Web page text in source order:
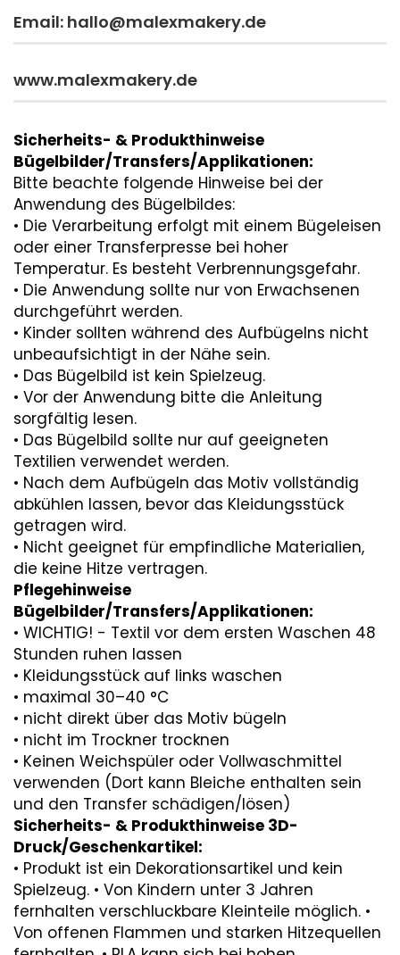
Email: hallo@malexmakery.de
www.malexmakery.de
Sicherheits- & Produkthinweise
Bügelbilder/Transfers/Applikationen:
Bitte beachte folgende Hinweise bei der
Anwendung des Bügelbildes:
• Die Verarbeitung erfolgt mit einem Bügeleisen
oder einer Transferpresse bei hoher
Temperatur. Es besteht Verbrennungsgefahr.
• Die Anwendung sollte nur von Erwachsenen
durchgeführt werden.
• Kinder sollten während des Aufbügelns nicht
unbeaufsichtigt in der Nähe sein.
• Das Bügelbild ist kein Spielzeug.
• Vor der Anwendung bitte die Anleitung
sorgfältig lesen.
• Das Bügelbild sollte nur auf geeigneten
Textilien verwendet werden.
• Nach dem Aufbügeln das Motiv vollständig
abkühlen lassen, bevor das Kleidungsstück
getragen wird.
• Nicht geeignet für empfindliche Materialien,
die keine Hitze vertragen.
Pflegehinweise
Bügelbilder/Transfers/Applikationen:
• WICHTIG! - Textil vor dem ersten Waschen 48
Stunden ruhen lassen
• Kleidungsstück auf links waschen
• maximal 30–40 °C
• nicht direkt über das Motiv bügeln
• nicht im Trockner trocknen
• Keinen Weichspüler oder Vollwaschmittel
verwenden (Dort kann Bleiche enthalten sein
und den Transfer schädigen/lösen)
Sicherheits- & Produkthinweise 3D-
Druck/Geschenkartikel:
• Produkt ist ein Dekorationsartikel und kein
Spielzeug. • Von Kindern unter 3 Jahren
fernhalten verschluckbare Kleinteile möglich. •
Von offenen Flammen und starken Hitzequellen